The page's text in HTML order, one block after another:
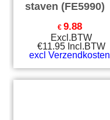
staven (FE5990)
€ 9.88
Excl.BTW
€11.95 Incl.BTW
excl Verzendkosten